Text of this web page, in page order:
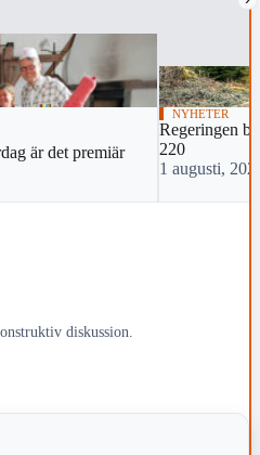
är det premiär
NYHETER
Regeringen
220
1 augusti,
diskussion.